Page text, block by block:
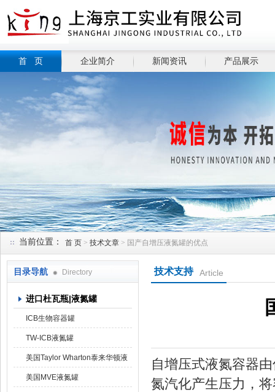
上海京工实业有限公司
首 页 企业简介 新闻资讯 产品展示
当前位置： 首 页 > 技术文章 > 国产自增压液氮罐的优点
目录导航 Directory
进口杜瓦瓶|液氮罐
ICB生物容器罐
TW-ICB液氮罐
美国Taylor Wharton泰来华顿液
氮罐
美国MVE液氮罐
技术支持 Article
自增压式液氮容器
氮汽化产生压力，